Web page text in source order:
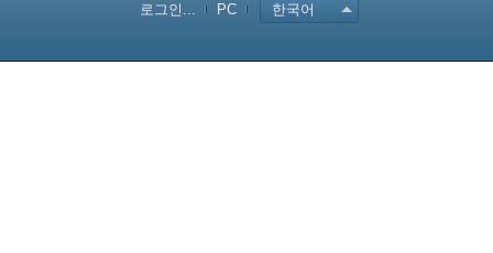
로그인... PC 한국어